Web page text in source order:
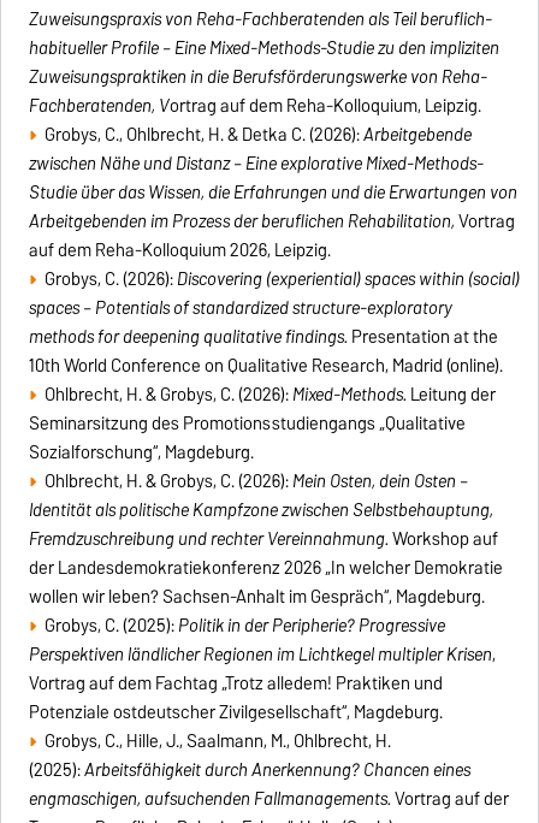
Zuweisungspraxis von Reha-Fachberatenden als Teil beruflich-
habitueller Profile – Eine Mixed-Methods-Studie zu den impliziten
Zuweisungspraktiken in die Berufsförderungswerke von Reha-
Fachberatenden, Vortrag auf dem Reha-Kolloquium, Leipzig.
Grobys, C., Ohlbrecht, H. & Detka C. (2026):Arbeitgebende
zwischen Nähe und Distanz – Eine explorative Mixed-Methods-
Studie über das Wissen, die Erfahrungen und die Erwartungen von
Arbeitgebenden im Prozess der beruflichen Rehabilitation,Vortrag
auf dem Reha-Kolloquium 2026, Leipzig.
Grobys, C. (2026):Discovering (experiential) spaces within (social)
spaces – Potentials of standardized structure-exploratory
methods for deepening qualitative findings. Presentation at the
10th World Conference on Qualitative Research, Madrid (online).
Ohlbrecht, H. & Grobys, C. (2026):Mixed-Methods. Leitung der
Seminarsitzung des Promotionsstudiengangs „Qualitative
Sozialforschung“, Magdeburg.
Ohlbrecht, H. & Grobys, C. (2026):Mein Osten, dein Osten –
Identität als politische Kampfzone zwischen Selbstbehauptung,
Fremdzuschreibung und rechter Vereinnahmung.Workshop auf
der Landesdemokratiekonferenz 2026 „In welcher Demokratie
wollen wir leben? Sachsen-Anhalt im Gespräch“, Magdeburg.
Grobys, C. (2025):Politik in der Peripherie? Progressive
Perspektiven ländlicher Regionen im Lichtkegel multipler Krisen,
Vortrag auf dem Fachtag „Trotz alledem! Praktiken und
Potenziale ostdeutscher Zivilgesellschaft“, Magdeburg.
Grobys, C., Hille, J., Saalmann, M., Ohlbrecht, H.
(2025):Arbeitsfähigkeit durch Anerkennung? Chancen eines
engmaschigen, aufsuchenden Fallmanagements.Vortrag auf der